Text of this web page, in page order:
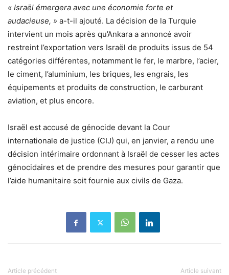
« Israël émergera avec une économie forte et
audacieuse, » a-t-il ajouté. La décision de la Turquie
intervient un mois après qu’Ankara a annoncé avoir
restreint l’exportation vers Israël de produits issus de 54
catégories différentes, notamment le fer, le marbre, l’acier,
le ciment, l’aluminium, les briques, les engrais, les
équipements et produits de construction, le carburant
aviation, et plus encore.
Israël est accusé de génocide devant la Cour
internationale de justice (CIJ) qui, en janvier, a rendu une
décision intérimaire ordonnant à Israël de cesser les actes
génocidaires et de prendre des mesures pour garantir que
l’aide humanitaire soit fournie aux civils de Gaza.
Article précédent Article suivant